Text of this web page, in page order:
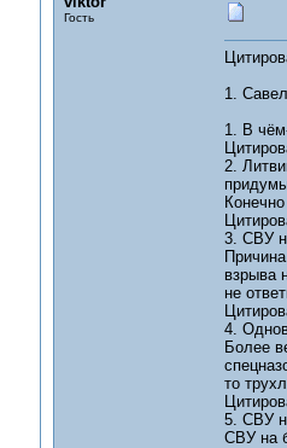
Гость
1.
1. В
2.
3. СВУ
взрыва
не
4.
Более
то
5. СВУ
СВУ на